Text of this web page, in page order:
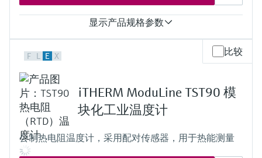
显示产品规格参数
Cl. A ，遵循IEC 60751标准
Cl. AA，遵循IEC 60751标准
响应时间
t50 = 2 s
t90 = 5 s
最大过程压力（静压）
20 °C时：80 bar (1.160 psi)
工作温度范围
PT100 TF StrongSens：
F L E X 比较
iTHERM ModuLine TST90 模
块化工业温度计
公制热电阻温度计，采用配对传感器，用于热能测量